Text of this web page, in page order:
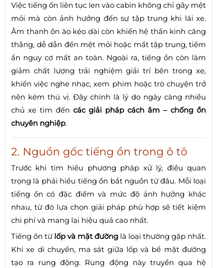
Việc tiếng ồn liên tục len vào cabin không chỉ gây mệt
mỏi mà còn ảnh hưởng đến sự tập trung khi lái xe.
Âm thanh ồn ào kéo dài còn khiến hệ thần kinh căng
thẳng, dễ dẫn đến mệt mỏi hoặc mất tập trung, tiềm
ẩn nguy cơ mất an toàn. Ngoài ra, tiếng ồn còn làm
giảm chất lượng trải nghiệm giải trí bên trong xe,
khiến việc nghe nhạc, xem phim hoặc trò chuyện trở
nên kém thú vị. Đây chính là lý do ngày càng nhiều
chủ xe tìm đến các giải pháp cách âm – chống ồn
chuyên nghiệp.
2. Nguồn gốc tiếng ồn trong ô tô
Trước khi tìm hiểu phương pháp xử lý, điều quan
trọng là phải hiểu tiếng ồn bắt nguồn từ đâu. Mỗi loại
tiếng ồn có đặc điểm và mức độ ảnh hưởng khác
nhau, từ đó lựa chọn giải pháp phù hợp sẽ tiết kiệm
chi phí và mang lại hiệu quả cao nhất.
Tiếng ồn từ lốp và mặt đường là loại thường gặp nhất.
Khi xe di chuyển, ma sát giữa lốp và bề mặt đường
tạo ra rung động. Rung động này truyền qua hệ